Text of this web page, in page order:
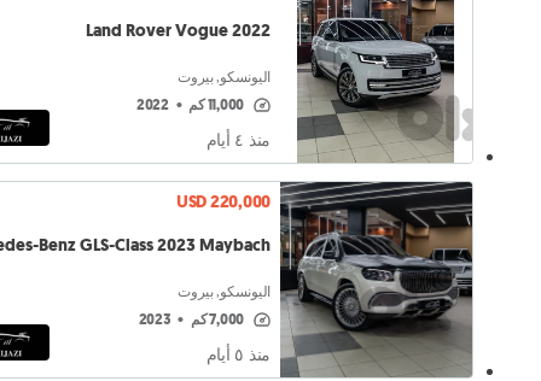
Land Rover Vogue 2022
اليونسكو, بيروت
11,000 كم •
2022
منذ ٤ أيام
USD 220,000
Benz GLS-Class 2023 Maybach
اليونسكو, بيروت
7,000 كم •
2023
منذ ٥ أيام